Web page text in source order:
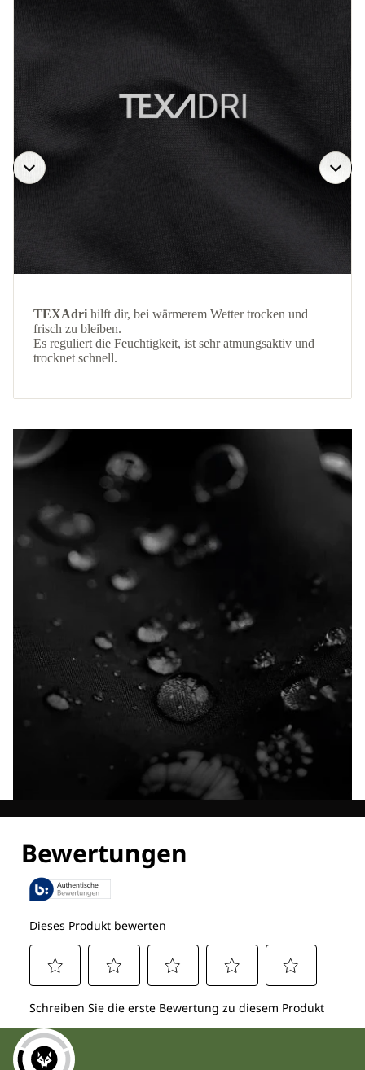
TEXAdri hilft dir, bei wärmerem Wetter trocken und
frisch zu bleiben.
Es reguliert die Feuchtigkeit, ist sehr atmungsaktiv und
trocknet schnell.